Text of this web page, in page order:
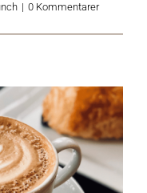
| 0 Kommentarer